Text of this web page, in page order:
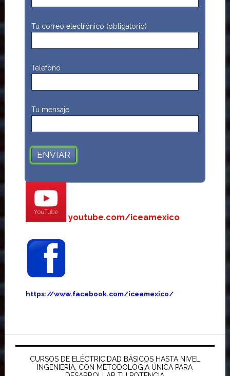
Tu correo electrónico (obligatorio)
Telefono
Tu mensaje
youtube.com/iceamexico
https://www.facebook.com/iceamexico/
Barra
lateralCURSOS DE ELÉCTRICIDAD BÁSICOS HASTA NIVEL
INGENIERÍA, CON METODOLOGÍA ÚNICA PARA